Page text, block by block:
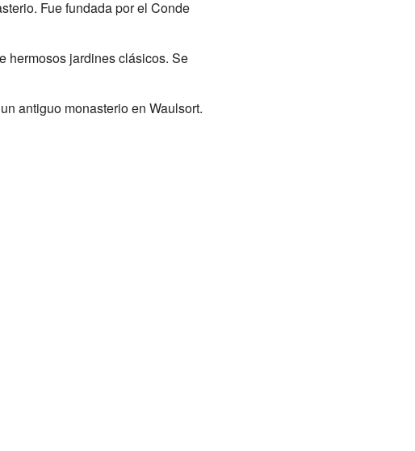
Fue fundada por el Conde
hermosos jardines clásicos. Se
antiguo monasterio en Waulsort.